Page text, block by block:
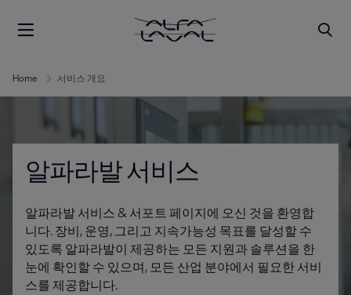
Home 서비스 개요
알파라발 서비스
알파라발 서비스 & 서포트 페이지에 오신 것을 환영합
니다. 장비, 운영, 그리고 지속가능성 목표를 달성할 수
있도록 알파라발이 제공하는 모든 지원과 솔루션을 한
눈에 확인할 수 있으며, 모든 산업 분야에서 필요한 서비
스를 제공합니다.